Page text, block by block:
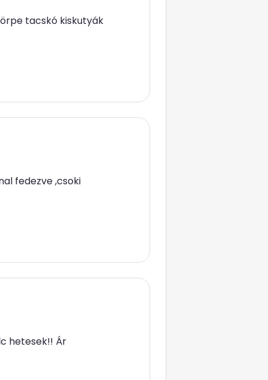
tacskó kiskutyák
fedezve ,csoki
hetesek!! Ár